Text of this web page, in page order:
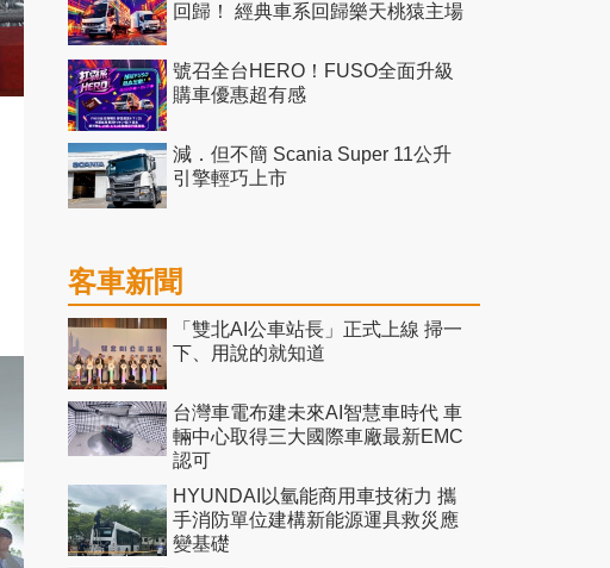
回歸！ 經典車系回歸樂天桃猿主場
號召全台HERO！FUSO全面升級
購車優惠超有感
減．但不簡 Scania Super 11公升
引擎輕巧上市
客車新聞
「雙北AI公車站長」正式上線 掃一
下、用說的就知道
台灣車電布建未來AI智慧車時代 車
輛中心取得三大國際車廠最新EMC
認可
HYUNDAI以氫能商用車技術力 攜
手消防單位建構新能源運具救災應
變基礎